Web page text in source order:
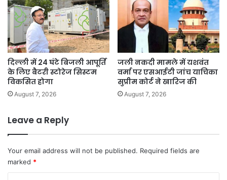
दिल्ली में 24 घंटे बिजली आपूर्ति
के लिए बैटरी स्टोरेज सिस्टम
विकसित होगा
August 7, 2026
जली नकदी मामले में यशवंत
वर्मा पर एसआईटी जांच याचिका
सुप्रीम कोर्ट ने खारिज की
August 7, 2026
Leave a Reply
Your email address will not be published. Required fields are
marked *